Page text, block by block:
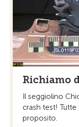
Richiamo
Il seggiolino
crash test!
proposito.